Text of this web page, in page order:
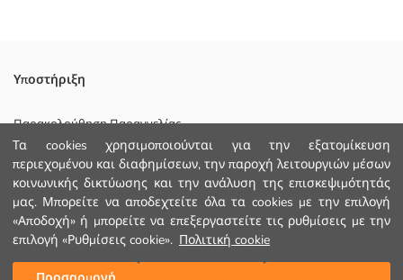
Τα cookies χρησιμοποιούνται για την εξατομίκευση
περιεχομένου και διαφημίσεων, την παροχή λειτουργιών μέσων
κοινωνικής δικτύωσης και την ανάλυση της επισκεψιμότητάς
μας. Μπορείτε να αποδεχτείτε όλα τα cookies με την επιλογή
«Αποδοχή» ή μπορείτε να επεξεργαστείτε τις ρυθμίσεις με την
επιλογή «Ρυθμίσεις cookie». Πολιτική cookie
Σετ πιτζάμες για γυναίκες, κατασκευασμένο από χτενισμένο
βαμβακερό ύφασμα, αποτελείται από μπλουζάκι με στρογγυλή
και γυρισμένα τελειώματα
Κυριο Υφασμα Σορτς:
Κυριο Υφασμα Τ-Σερτ:
Χώρα προέλευσης:
Πωλητής:
Υποστήριξη
Παρακολούθηση Παραγγελίας
Φόρμα Επικοινωνίας
+30 2102201080
ΒΟΗΘΕΙΑ